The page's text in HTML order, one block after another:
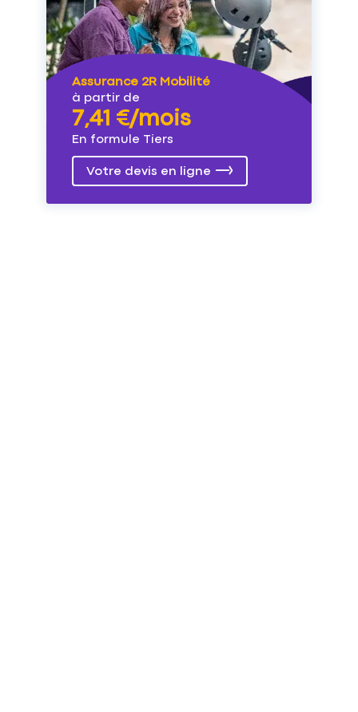
Assurance 2R Mobilité
à partir de
7,41 €/mois
En formule Tiers
Votre devis en ligne